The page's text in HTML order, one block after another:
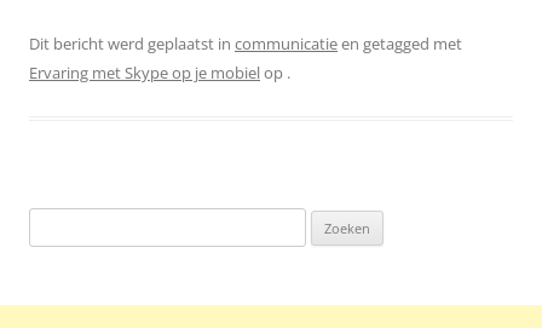
Dit bericht werd geplaatst in communicatieen getagged met
Ervaring met Skype op je mobielop .
naar: